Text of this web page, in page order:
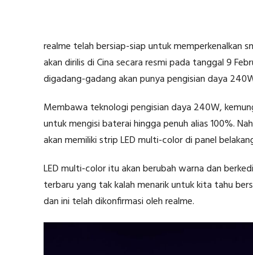
realme telah bersiap-siap untuk memperkenalkan
akan dirilis di Cina secara resmi pada tanggal 9
digadang-gadang akan punya pengisian daya
Membawa teknologi pengisian daya 240W,
untuk mengisi baterai hingga penuh alias 100%.
akan memiliki strip LED multi-color di panel
LED multi-color itu akan berubah warna dan
terbaru yang tak kalah menarik untuk kita tahu
dan ini telah dikonfirmasi oleh realme.